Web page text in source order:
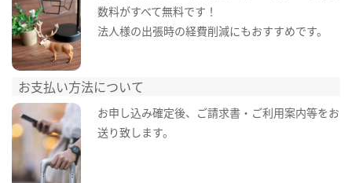
数料がすべて無料です！
法人様の出張時の経費削減にもおすすめです。
お支払い方法について
お申し込み確定後、ご請求書・ご利用案内等をお
送り致します。